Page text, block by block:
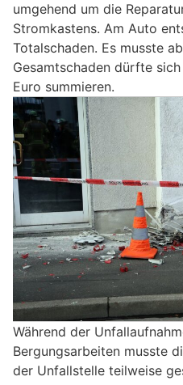
umgehend um die
Stromkastens. Am Auto
Totalschaden. Es musste
Gesamtschaden dürfte
Euro summieren.
Während der
Bergungsarbeiten musste
der Unfallstelle teilweise